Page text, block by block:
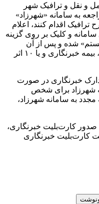
و نقل و ترافیک شهر
به سامانه «شهرزاد»
ترافیک اقدام کنند، اعلام
سامانه و کلیک بر روی گزینه
شده و پس از آن
مدارک هویتی، معرفی‌نامه، شناسنامه، بیمه خبرنگاری و یا ۱۰ اثر
خبرنگاری در صورت
شهرزاد برای شخص
به سامانه شهرزاد،
صدور کارت‌بلیت خبرنگاری،
کارت‌بلیت خبرنگاری